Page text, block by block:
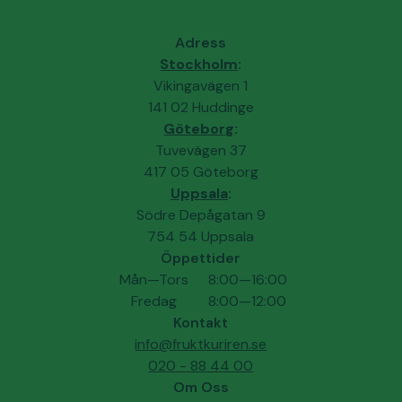
Adress
Stockholm:
Vikingavägen 1
141 02 Huddinge
Göteborg:
Tuvevägen 37
417 05 Göteborg
Uppsala:
Södre Depågatan 9
754 54 Uppsala
Öppettider
Mån—Tors
8:00—16:00
Fredag
8:00—12:00
Kontakt
info@fruktkuriren.se
020 - 88 44 00
Om Oss